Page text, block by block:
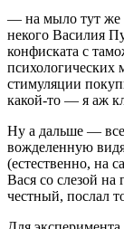
— на мыло тут же
некого Василия
конфиската с
психологических
стимуляции
какой-то — я аж
Ну а дальше —
вожделенную
(естественно, на
Вася со слезой на
честный, послал